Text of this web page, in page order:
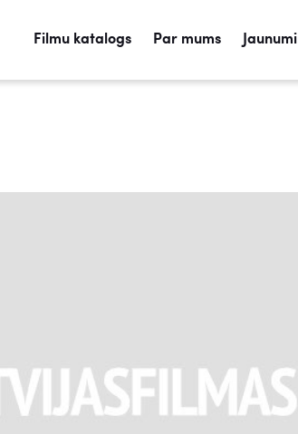
Filmu katalogs Par mums Jaunumi